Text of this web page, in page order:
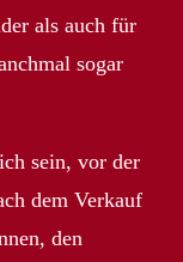
als auch für
sogar
sein, vor der
dem Verkauf
den